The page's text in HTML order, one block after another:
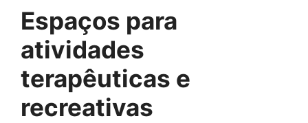
Espaços para
atividades
terapêuticas e
recreativas